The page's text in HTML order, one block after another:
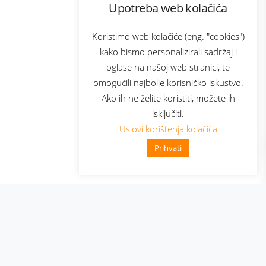
Upotreba web kolačića
Koristimo web kolačiće (eng. "cookies")
kako bismo personalizirali sadržaj i
oglase na našoj web stranici, te
omogućili najbolje korisničko iskustvo.
Ako ih ne želite koristiti, možete ih
isključiti.
Uslovi korištenja kolačića
Prihvati
👋 Zdravo, kako mogu pomoći?
Bonus plus
Prijava za newsletter